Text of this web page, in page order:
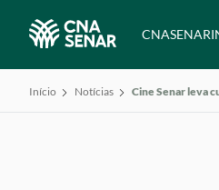
CNASENAR
Início Notícias Cine Senar leva